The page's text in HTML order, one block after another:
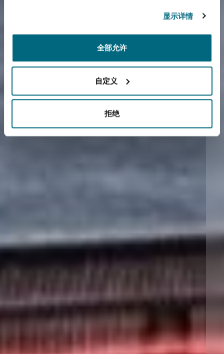
显示详情
全部允许
自定义
拒绝